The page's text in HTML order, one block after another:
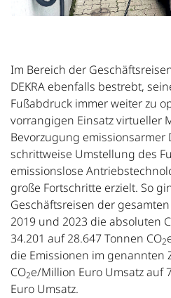
Im Bereich der
DEKRA ebenfalls bestrebt,
Fußabdruck immer weiter zu
vorrangigen Einsatz virtueller
Bevorzugung emissionsarmer
schrittweise Umstellung des
emissionslose
große Fortschritte erzielt. So
Geschäftsreisen der
2019 und 2023 die absoluten
34.201 auf 28.647 Tonnen CO2
die Emissionen im genannten
CO2e/Million Euro Umsatz auf
Euro Umsatz.